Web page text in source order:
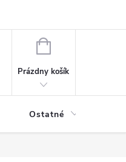
NÁKUPNÝ
Prázdny košík
Ostatné